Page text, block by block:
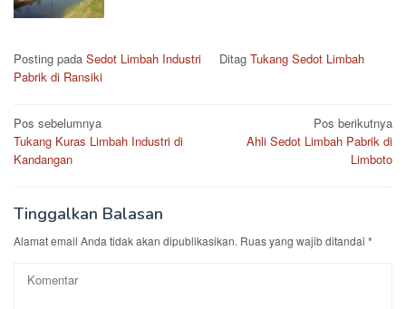
Posting pada Sedot Limbah Industri Ditag Tukang Sedot Limbah
Pabrik di Ransiki
Navigasi
pos
Pos sebelumnya
Tukang Kuras Limbah Industri di
Kandangan
Pos berikutnya
Ahli Sedot Limbah Pabrik di
Limboto
Tinggalkan Balasan
Alamat email Anda tidak akan dipublikasikan. Ruas yang wajib ditandai *